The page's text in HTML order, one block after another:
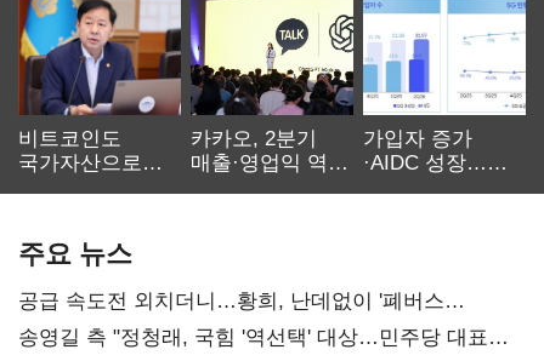
비트코인도
국가자산으로…'
카카오, 2분기
매출·영업익 역대
가입자 증가
·AIDC 성장…
주요 뉴스
공급 속도전 외치더니…황희, 난데없이 '폐버스
리모델링' 제안
송영길 측 "정청래, 국힘 '역선택' 대상…민주당 대표로